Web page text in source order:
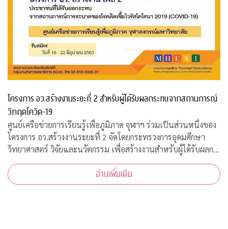
โครงการ อว.สร้างงานระยะที่ 2 สำหรับผู้ได้รับผลกระทบจากสถานการณ์
วิกฤตโควิด-19
ศูนย์เครือข่ายการเรียนรู้เพื่อภูมิภาค จุฬาฯ ร่วมเป็นส่วนหนึ่งของ
โครงการ อว.สร้างงานระยะที่ 2 จัดโดยกระทรวงการอุดมศึกษา
วิทยาศาสตร์ วิจัยและนวัตกรรม เพื่อสร้างงานสำหรับผู้ได้รับผลก
ระทบจากสถานการณ์วิกฤตโควิด-19 เปิดรับสมัครประชาชนทั่วไป
จำนวน 200 อัตรา
อ่านเพิ่มเติม